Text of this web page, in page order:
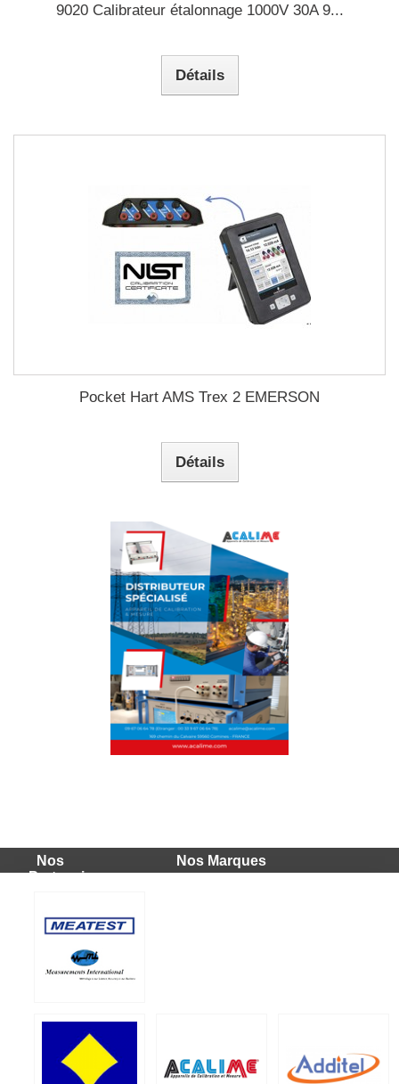
9020 Calibrateur étalonnage 1000V 30A 9...
Détails
Pocket Hart AMS Trex 2 EMERSON
Détails
Nos
Partenaires
Nos Marques